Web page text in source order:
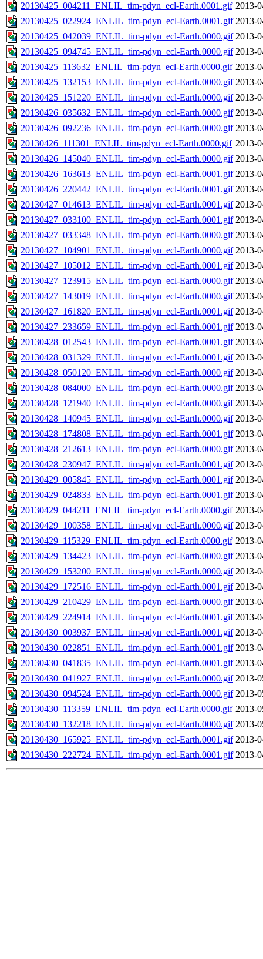
20130425_004211_ENLIL_tim-pdyn_ecl-Earth.0001.gif 2013-
20130425_022924_ENLIL_tim-pdyn_ecl-Earth.0001.gif 2013-
20130425_042039_ENLIL_tim-pdyn_ecl-Earth.0000.gif 2013-
20130425_094745_ENLIL_tim-pdyn_ecl-Earth.0000.gif 2013-
20130425_113632_ENLIL_tim-pdyn_ecl-Earth.0000.gif 2013-
20130425_132153_ENLIL_tim-pdyn_ecl-Earth.0000.gif 2013-
20130425_151220_ENLIL_tim-pdyn_ecl-Earth.0000.gif 2013-
20130426_035632_ENLIL_tim-pdyn_ecl-Earth.0000.gif 2013-
20130426_092236_ENLIL_tim-pdyn_ecl-Earth.0000.gif 2013-
20130426_111301_ENLIL_tim-pdyn_ecl-Earth.0000.gif 2013-
20130426_145040_ENLIL_tim-pdyn_ecl-Earth.0000.gif 2013-
20130426_163613_ENLIL_tim-pdyn_ecl-Earth.0001.gif 2013-
20130426_220442_ENLIL_tim-pdyn_ecl-Earth.0001.gif 2013-
20130427_014613_ENLIL_tim-pdyn_ecl-Earth.0001.gif 2013-
20130427_033100_ENLIL_tim-pdyn_ecl-Earth.0001.gif 2013-
20130427_033348_ENLIL_tim-pdyn_ecl-Earth.0000.gif 2013-
20130427_104901_ENLIL_tim-pdyn_ecl-Earth.0000.gif 2013-
20130427_105012_ENLIL_tim-pdyn_ecl-Earth.0001.gif 2013-
20130427_123915_ENLIL_tim-pdyn_ecl-Earth.0000.gif 2013-
20130427_143019_ENLIL_tim-pdyn_ecl-Earth.0000.gif 2013-
20130427_161820_ENLIL_tim-pdyn_ecl-Earth.0001.gif 2013-
20130427_233659_ENLIL_tim-pdyn_ecl-Earth.0001.gif 2013-
20130428_012543_ENLIL_tim-pdyn_ecl-Earth.0001.gif 2013-
20130428_031329_ENLIL_tim-pdyn_ecl-Earth.0001.gif 2013-
20130428_050120_ENLIL_tim-pdyn_ecl-Earth.0000.gif 2013-
20130428_084000_ENLIL_tim-pdyn_ecl-Earth.0000.gif 2013-
20130428_121940_ENLIL_tim-pdyn_ecl-Earth.0000.gif 2013-
20130428_140945_ENLIL_tim-pdyn_ecl-Earth.0000.gif 2013-
20130428_174808_ENLIL_tim-pdyn_ecl-Earth.0001.gif 2013-
20130428_212613_ENLIL_tim-pdyn_ecl-Earth.0000.gif 2013-
20130428_230947_ENLIL_tim-pdyn_ecl-Earth.0001.gif 2013-
20130429_005845_ENLIL_tim-pdyn_ecl-Earth.0001.gif 2013-
20130429_024833_ENLIL_tim-pdyn_ecl-Earth.0001.gif 2013-
20130429_044211_ENLIL_tim-pdyn_ecl-Earth.0000.gif 2013-
20130429_100358_ENLIL_tim-pdyn_ecl-Earth.0000.gif 2013-
20130429_115329_ENLIL_tim-pdyn_ecl-Earth.0000.gif 2013-
20130429_134423_ENLIL_tim-pdyn_ecl-Earth.0000.gif 2013-
20130429_153200_ENLIL_tim-pdyn_ecl-Earth.0000.gif 2013-
20130429_172516_ENLIL_tim-pdyn_ecl-Earth.0001.gif 2013-
20130429_210429_ENLIL_tim-pdyn_ecl-Earth.0000.gif 2013-
20130429_224914_ENLIL_tim-pdyn_ecl-Earth.0001.gif 2013-
20130430_003937_ENLIL_tim-pdyn_ecl-Earth.0001.gif 2013-
20130430_022851_ENLIL_tim-pdyn_ecl-Earth.0001.gif 2013-
20130430_041835_ENLIL_tim-pdyn_ecl-Earth.0001.gif 2013-
20130430_041927_ENLIL_tim-pdyn_ecl-Earth.0000.gif 2013-
20130430_094524_ENLIL_tim-pdyn_ecl-Earth.0000.gif 2013-
20130430_113359_ENLIL_tim-pdyn_ecl-Earth.0000.gif 2013-
20130430_132218_ENLIL_tim-pdyn_ecl-Earth.0000.gif 2013-
20130430_165925_ENLIL_tim-pdyn_ecl-Earth.0001.gif 2013-
20130430_222724_ENLIL_tim-pdyn_ecl-Earth.0001.gif 2013-